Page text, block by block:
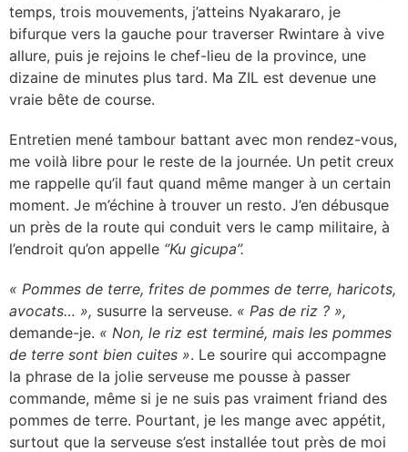
temps, trois mouvements, j’atteins Nyakararo, je
bifurque vers la gauche pour traverser Rwintare à vive
allure, puis je rejoins le chef-lieu de la province, une
dizaine de minutes plus tard. Ma ZIL est devenue une
vraie bête de course.
Entretien mené tambour battant avec mon rendez-vous,
me voilà libre pour le reste de la journée. Un petit creux
me rappelle qu’il faut quand même manger à un certain
moment. Je m’échine à trouver un resto. J’en débusque
un près de la route qui conduit vers le camp militaire, à
l’endroit qu’on appelle ‘’Ku gicupa’’.
« Pommes de terre, frites de pommes de terre, haricots,
avocats… », susurre la serveuse. « Pas de riz ? »,
demande-je. « Non, le riz est terminé, mais les pommes
de terre sont bien cuites ». Le sourire qui accompagne
la phrase de la jolie serveuse me pousse à passer
commande, même si je ne suis pas vraiment friand des
pommes de terre. Pourtant, je les mange avec appétit,
surtout que la serveuse s’est installée tout près de moi